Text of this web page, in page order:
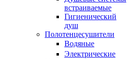
встраиваемые
Гигиенический
душ
Полотенцесушители
ㅤВодяные
ㅤЭлектрические